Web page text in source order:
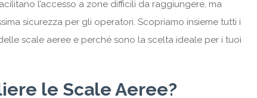
l’accesso a zone difficili da raggiungere, ma
sicurezza per gli operatori. Scopriamo insieme tutti i
scale aeree e perché sono la scelta ideale per i tuoi
le Scale Aeree?